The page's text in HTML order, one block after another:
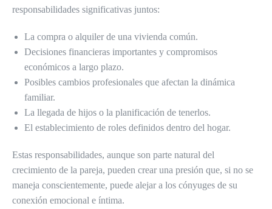
responsabilidades significativas juntos:
La compra o alquiler de una vivienda común.
Decisiones financieras importantes y compromisos
económicos a largo plazo.
Posibles cambios profesionales que afectan la dinámica
familiar.
La llegada de hijos o la planificación de tenerlos.
El establecimiento de roles definidos dentro del hogar.
Estas responsabilidades, aunque son parte natural del
crecimiento de la pareja, pueden crear una presión que, si no se
maneja conscientemente, puede alejar a los cónyuges de su
conexión emocional e íntima.